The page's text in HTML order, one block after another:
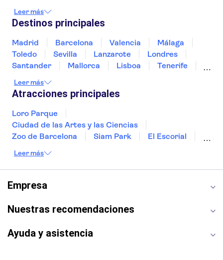
México
Noruega
Túnez
Turquía
Leer más
Destinos principales
Madrid Barcelona Valencia
Málaga
Toledo
Sevilla Lanzarote
Londres
Santander
Mallorca Lisboa
Tenerife
Bilbao
Menorca Granada
Alicante
Leer más
Atracciones principales
Loro Parque
Ciudad de las Artes y las Ciencias
Zoo de Barcelona
Siam Park
El Escorial
Cueva de Nerja
Capilla Sixtina
Montserrat
Museo del Louvre
Casa Batlló
Estadio Santiago Bernabéu
Alhambra
Leer más
Empresa
Nuestras recomendaciones
Ayuda y asistencia